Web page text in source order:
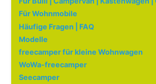
Für Wohnmobile
Häufige Fragen | FAQ
Modelle
freecamper für kleine Wohnwagen
WoWa-freecamper
Seecamper